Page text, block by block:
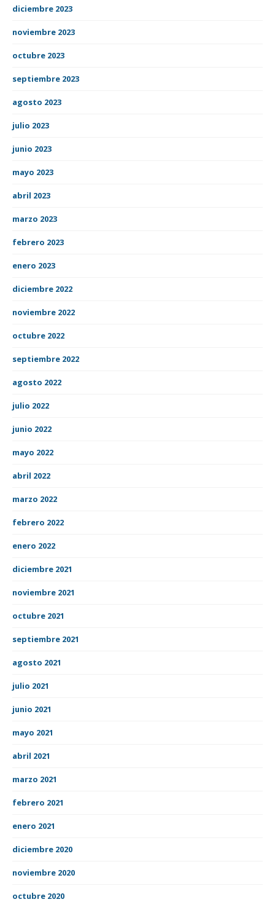
diciembre 2023
noviembre 2023
octubre 2023
septiembre 2023
agosto 2023
julio 2023
junio 2023
mayo 2023
abril 2023
marzo 2023
febrero 2023
enero 2023
diciembre 2022
noviembre 2022
octubre 2022
septiembre 2022
agosto 2022
julio 2022
junio 2022
mayo 2022
abril 2022
marzo 2022
febrero 2022
enero 2022
diciembre 2021
noviembre 2021
octubre 2021
septiembre 2021
agosto 2021
julio 2021
junio 2021
mayo 2021
abril 2021
marzo 2021
febrero 2021
enero 2021
diciembre 2020
noviembre 2020
octubre 2020